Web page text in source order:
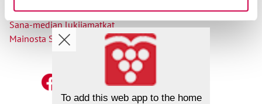
Suosittele Sanaa
Sana-median lukijamatkat
Mainosta Sana-mediassa
To add this web app to the home